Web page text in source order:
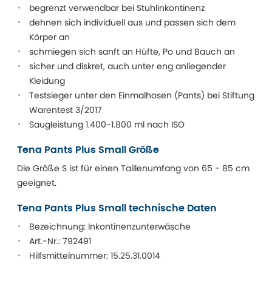
begrenzt verwendbar bei Stuhlinkontinenz
dehnen sich individuell aus und passen sich dem
Körper an
schmiegen sich sanft an Hüfte, Po und Bauch an
sicher und diskret, auch unter eng anliegender
Kleidung
Testsieger unter den Einmalhosen (Pants) bei Stiftung
Warentest 3/2017
Saugleistung 1.400-1.800 ml nach ISO
Tena Pants Plus Small Größe
Die Größe S ist für einen Taillenumfang von 65 - 85 cm
geeignet.
Tena Pants Plus Small technische Daten
Bezeichnung: Inkontinenzunterwäsche
Art.-Nr.: 792491
Hilfsmittelnummer: 15.25.31.0014